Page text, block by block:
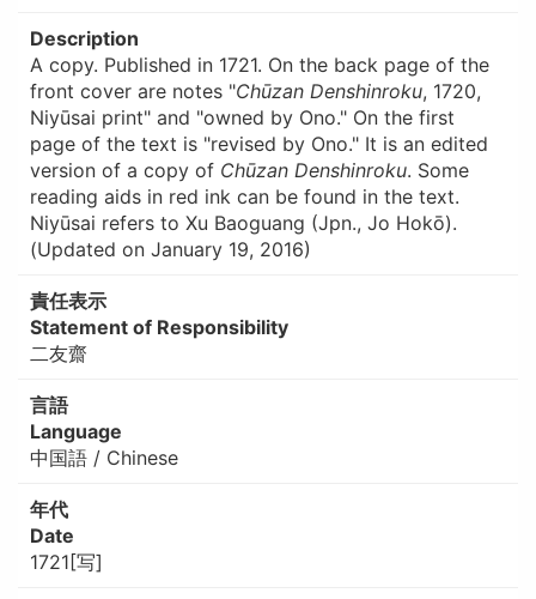
Description
A copy. Published in 1721. On the back page of the
front cover are notes "Chūzan Denshinroku, 1720,
Niyūsai print" and "owned by Ono." On the first
page of the text is "revised by Ono." It is an edited
version of a copy of Chūzan Denshinroku. Some
reading aids in red ink can be found in the text.
Niyūsai refers to Xu Baoguang (Jpn., Jo Hokō).
(Updated on January 19, 2016)
責任表示
Statement of Responsibility
二友齋
言語
Language
中国語 / Chinese
年代
Date
1721[写]